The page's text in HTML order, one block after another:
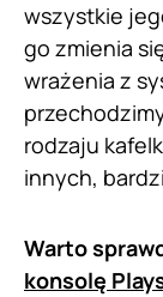
wszystkie
go zmienia
wrażenia z
rodzaju
innych,
Warto
konsolę